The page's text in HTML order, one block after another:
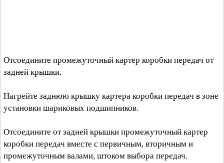
Отсоедините промежуточный картер коробки передач от
задней крышки.
Нагрейте заднюю крышку картера коробки передач в зоне
установки шариковых подшипников.
Отсоедините от задней крышки промежуточный картер
коробки передач вместе с первичным, вторичным и
промежуточным валами, штоком выбора передач.